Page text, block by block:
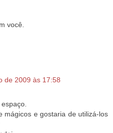
você.
de 2009 às 17:58
mágicos e gostaria de utilizá-los